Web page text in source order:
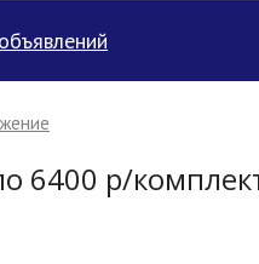
6400 р/